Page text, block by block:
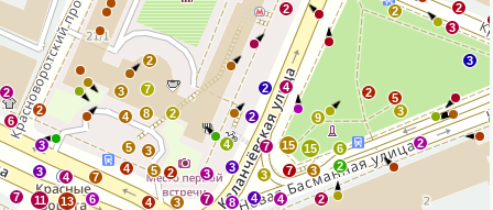
2
3
3
2
6
2
3
2
5
3
9
15
15
4
2
2 2
6
2
2
2
3
4
8
7
2
3
5
7
4
6
13
11
4
3
3
7
4
5
3
2 3
2
4
3
3
7
7
4
4
8
7 2